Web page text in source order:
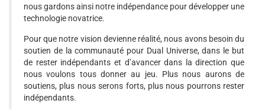
nous gardons ainsi notre indépendance pour développer une
technologie novatrice.
Pour que notre vision devienne réalité, nous avons besoin du
soutien de la communauté pour Dual Universe, dans le but
de rester indépendants et d’avancer dans la direction que
nous voulons tous donner au jeu. Plus nous aurons de
soutiens, plus nous serons forts, plus nous pourrons rester
indépendants.